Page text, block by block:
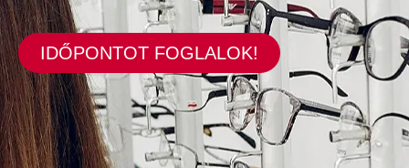
IDŐPONTOT FOGLALOK!